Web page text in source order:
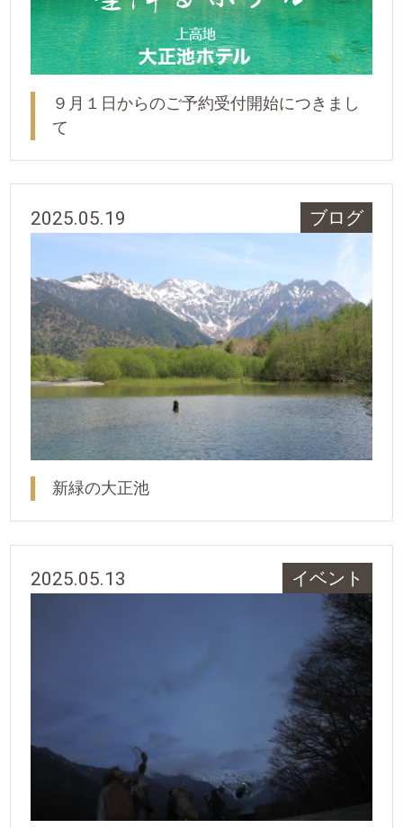
９月１日からのご予約受付開始につきまし
て
2025.05.19 ブログ
新緑の大正池
2025.05.13 イベント